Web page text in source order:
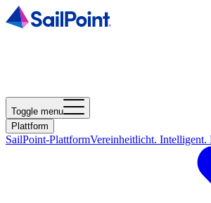
Toggle menu
Plattform
SailPoint-PlattformVereinheitlicht. Intelligent.